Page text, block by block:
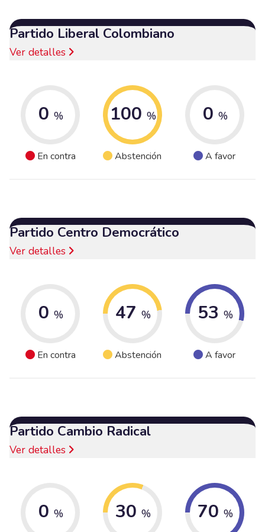
Partido Liberal Colombiano
Ver detalles
0 %
En contra
100 %
Abstención
0 %
A favor
Partido Centro Democrático
Ver detalles
0 %
En contra
47 %
Abstención
53 %
A favor
Partido Cambio Radical
Ver detalles
0 % 30 % 70 %